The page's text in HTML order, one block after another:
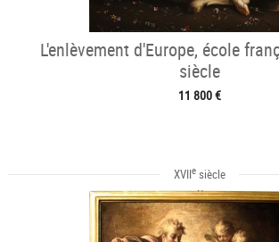
L'enlèvement d'Europe, école
siècle
11 800 €
XVIIesiècle